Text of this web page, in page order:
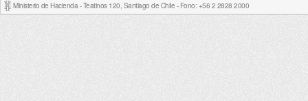
Ministerio de Hacienda - Teatinos 120, Santiago de Chile - Fono: +56 2 2828 2000